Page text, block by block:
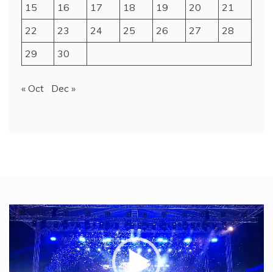
15
16 17 18 19 20
21
22
23 24 25 26 27
28
29
30
« Oct Dec »
Video
Player